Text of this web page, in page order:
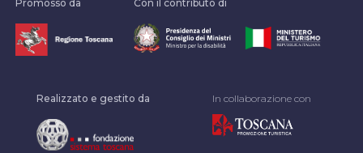
Promosso da Con il contributo di
Realizzato e gestito da In collaborazione con